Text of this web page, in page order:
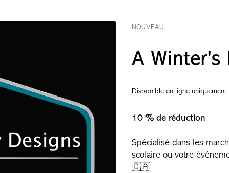
NOUVEAU
A Winter's
Disponible en ligne uniquement
10 % de réduction
Spécialisé dans les
scolaire ou votre
🇨🇦